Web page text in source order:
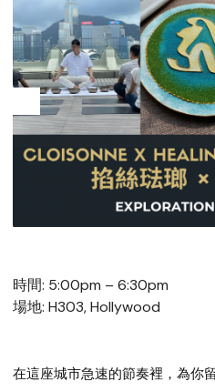
時間: 5:00pm – 6:30pm
場地: H303, Hollywood
在這座城市急速的節奏裡，為你